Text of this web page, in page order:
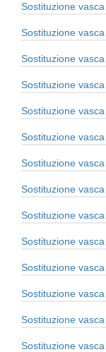
Sostituzione
Sostituzione
Sostituzione
Sostituzione
Sostituzione
Sostituzione
Sostituzione
Sostituzione
Sostituzione
Sostituzione
Sostituzione
Sostituzione
Sostituzione
Sostituzione